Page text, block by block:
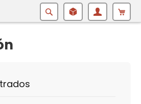
Buscar